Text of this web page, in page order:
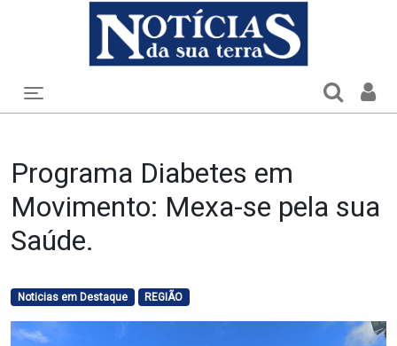
Toggle navigation
Programa Diabetes em
Movimento: Mexa-se pela sua
Saúde.
Noticias em Destaque REGIÃO